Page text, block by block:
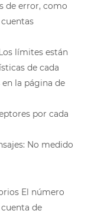
de error, como
límites están
de cada
la página de
por cada
No medido
El número
de